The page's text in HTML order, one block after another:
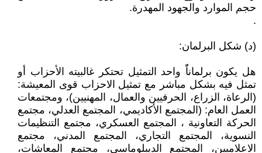
حجم الموارد والجهود المهدرة.
.
(د) شكل البرلمان:
هل يكون برلماناًً واحد التمثيل تحتكر غالبيته الأحزاب أو
تمثل فيه بشكل مباشر مع تمثيل الاحزاب قوى المعيشة:
(الرعاة، الزراع، الحرفيين والعمال، المهنيين)، ومجتمعات
العمل العام: (المجتمع الأكاديمي، المجتمع العدلي، مجتمع
الحركة التعاونية ، المجتمع العسكري، مجتمع التنظيمات
النسوية، المجتمع التجاري، المجتمع المدني، مجتمع
الاعلاميين، المجتمع الديبلوماسي، مجتمع المعاشات،